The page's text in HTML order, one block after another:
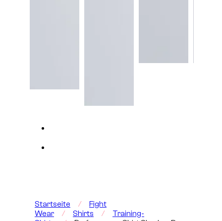
Startseite /
Fight
Wear
/ Shirts /
Training-